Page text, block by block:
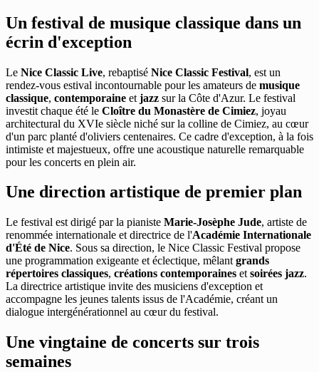
Un festival de musique classique dans un
écrin d'exception
Le Nice Classic Live, rebaptisé Nice Classic Festival, est un
rendez-vous estival incontournable pour les amateurs de musique
classique, contemporaine et jazz sur la Côte d'Azur. Le festival
investit chaque été le Cloître du Monastère de Cimiez, joyau
architectural du XVIe siècle niché sur la colline de Cimiez, au cœur
d'un parc planté d'oliviers centenaires. Ce cadre d'exception, à la fois
intimiste et majestueux, offre une acoustique naturelle remarquable
pour les concerts en plein air.
Une direction artistique de premier plan
Le festival est dirigé par la pianiste Marie-Josèphe Jude, artiste de
renommée internationale et directrice de l'Académie Internationale
d'Été de Nice. Sous sa direction, le Nice Classic Festival propose
une programmation exigeante et éclectique, mêlant grands
répertoires classiques, créations contemporaines et soirées jazz.
La directrice artistique invite des musiciens d'exception et
accompagne les jeunes talents issus de l'Académie, créant un
dialogue intergénérationnel au cœur du festival.
Une vingtaine de concerts sur trois
semaines